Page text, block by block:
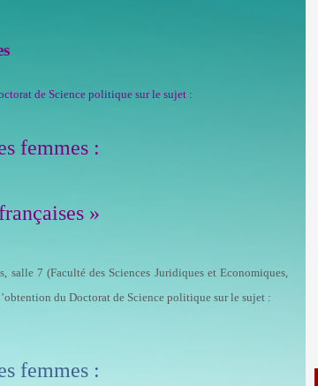
de Science politique sur le sujet :
femmes :
»
salle 7 (Faculté des Sciences Juridiques et Economiques,
du Doctorat de Science politique sur le sujet :
femmes :